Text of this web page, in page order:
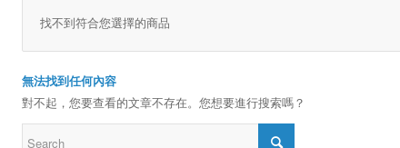
找不到符合您選擇的商品
無法找到任何內容
對不起，您要查看的文章不存在。您想要進行搜索嗎？